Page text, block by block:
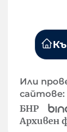
Или
сайтове:
БНР
Архивен